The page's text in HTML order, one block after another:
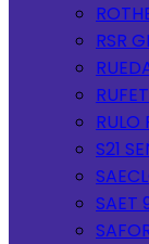
RSR
RULO
S21
SAET